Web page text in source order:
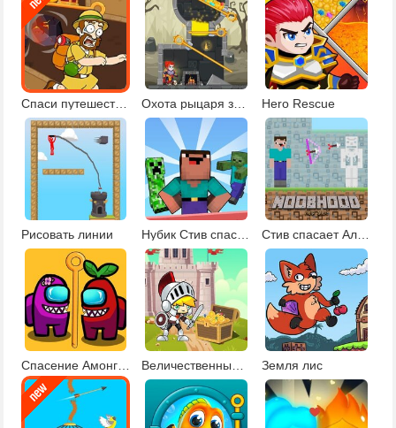
Спаси путешественника Охота рыцаря за сокровищами Hero Rescue
Рисовать линии Нубик Стив спаси его от монстров Стив спасает Алекс
Спасение Амонг Ас: булавки Земля лис